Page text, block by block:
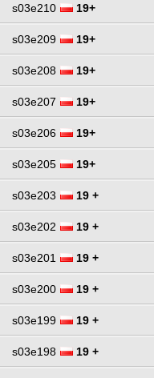
s03e210 19+
s03e209 19+
s03e208 19+
s03e207 19+
s03e206 19+
s03e205 19+
s03e203 19 +
s03e202 19 +
s03e201 19 +
s03e200 19 +
s03e199 19 +
s03e198 19 +